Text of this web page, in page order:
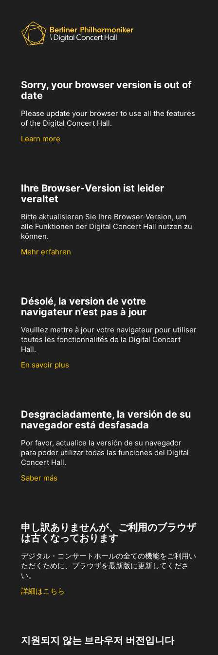
Sorry, your browser version is out of
date
Please update your browser to use all the features
of the Digital Concert Hall.
Learn more
Ihre Browser-Version ist leider
veraltet
Bitte aktualisieren Sie Ihre Browser-Version, um
alle Funktionen der Digital Concert Hall nutzen zu
können.
Mehr erfahren
Désolé, la version de votre
navigateur n’est pas à jour
Veuillez mettre à jour votre navigateur pour utiliser
toutes les fonctionnalités de la Digital Concert
Hall.
En savoir plus
Desgraciadamente, la versión de su
navegador está desfasada
Por favor, actualice la versión de su navegador
para poder utilizar todas las funciones del Digital
Concert Hall.
Saber más
申し訳ありませんが、ご利用のブラウザ
は古くなっております
デジタル・コンサートホールの全ての機能をご利用い
ただくために、ブラウザを最新版に更新してくださ
い。
詳細はこちら
지원되지 않는 브라우저 버전입니다